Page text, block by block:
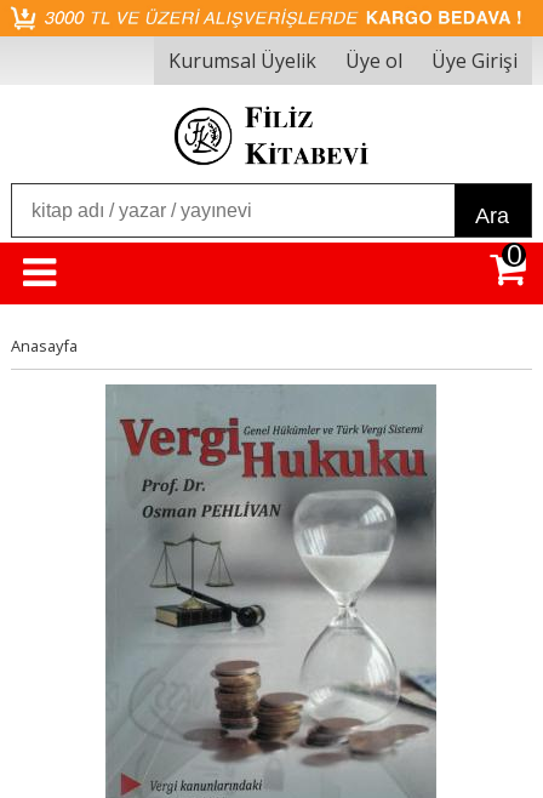
Kurumsal Üyelik Üye ol Üye Girişi
Ara
0
Anasayfa